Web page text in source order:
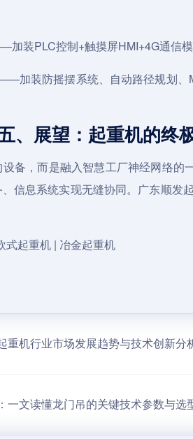
装PLC控制+触摸屏HMI+4G通信
加装防摇摆系统、自动路径规划、
、展望：起重机的终
备，而是融入智慧工厂神经网络
信息系统实现无缝协同。广东顺发
式起重机 | 冶金起重机
重机行业市场发展趋势与技术创新分
一文读懂龙门吊的关键技术参数与选